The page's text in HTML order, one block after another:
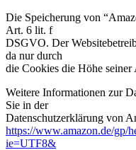
Die Speicherung von
Art. 6 lit. f
DSGVO. Der
da nur durch
die Cookies die Höhe
Weitere Informationen zur
Sie in der
Datenschutzerklärung von
https://www.amazon.de/gp/
ie=UTF8&